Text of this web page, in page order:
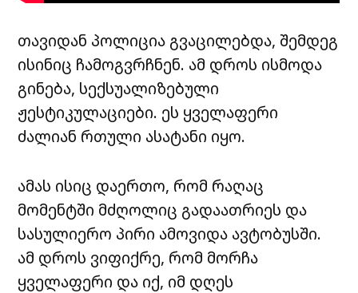
თავიდან პოლიცია გვაცილებდა, შემდეგ
ისინიც ჩამოგვრჩნენ. ამ დროს ისმოდა
გინება, სექსუალიზებული
ჟესტიკულაციები. ეს ყველაფერი
ძალიან რთული ასატანი იყო.
ამას ისიც დაერთო, რომ რაღაც
მომენტში მძღოლიც გადაათრიეს და
სასულიერო პირი ამოვიდა ავტობუსში.
ამ დროს ვიფიქრე, რომ მორჩა
ყველაფერი და იქ, იმ დღეს